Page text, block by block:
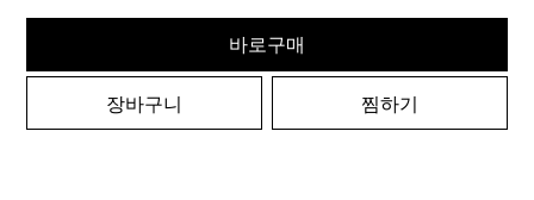
바로구매
장바구니 찜하기